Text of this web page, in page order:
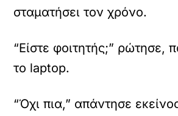
σταματήσει τον χρόνο.
“Είστε φοιτητής;” ρώτησε,
το laptop.
“Όχι πια,” απάντησε